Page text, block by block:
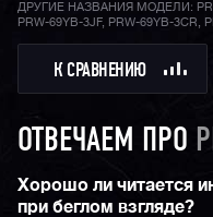
ДРУГИЕ НАЗВАНИЯ МОДЕЛИ:
PRW-69YB-3JF, PRW-69YB-3CR,
К СРАВНЕНИЮ
ОТВЕЧАЕМ ПРО
Хорошо ли читается
при беглом взгляде?